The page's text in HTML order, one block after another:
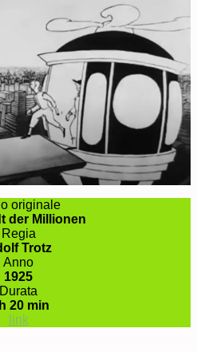
originale
der Millionen
Regia
Trotz
Anno
1925
Durata
20 min
link